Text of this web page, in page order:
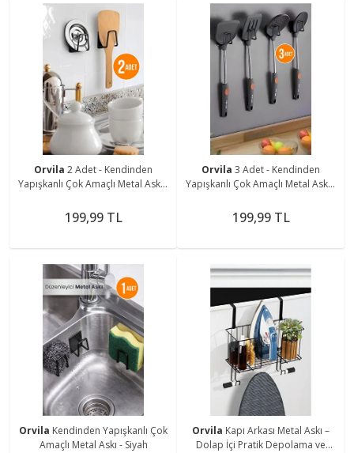
Orvila 2 Adet - Kendinden
Yapışkanlı Çok Amaçlı Metal Askı -
199,99 TL
Orvila 3 Adet - Kendinden
Yapışkanlı Çok Amaçlı Metal Askı -
199,99 TL
Orvila Kendinden Yapışkanlı Çok
Amaçlı Metal Askı - Siyah
Orvila Kapı Arkası Metal Askı –
Dolap İçi Pratik Depolama ve